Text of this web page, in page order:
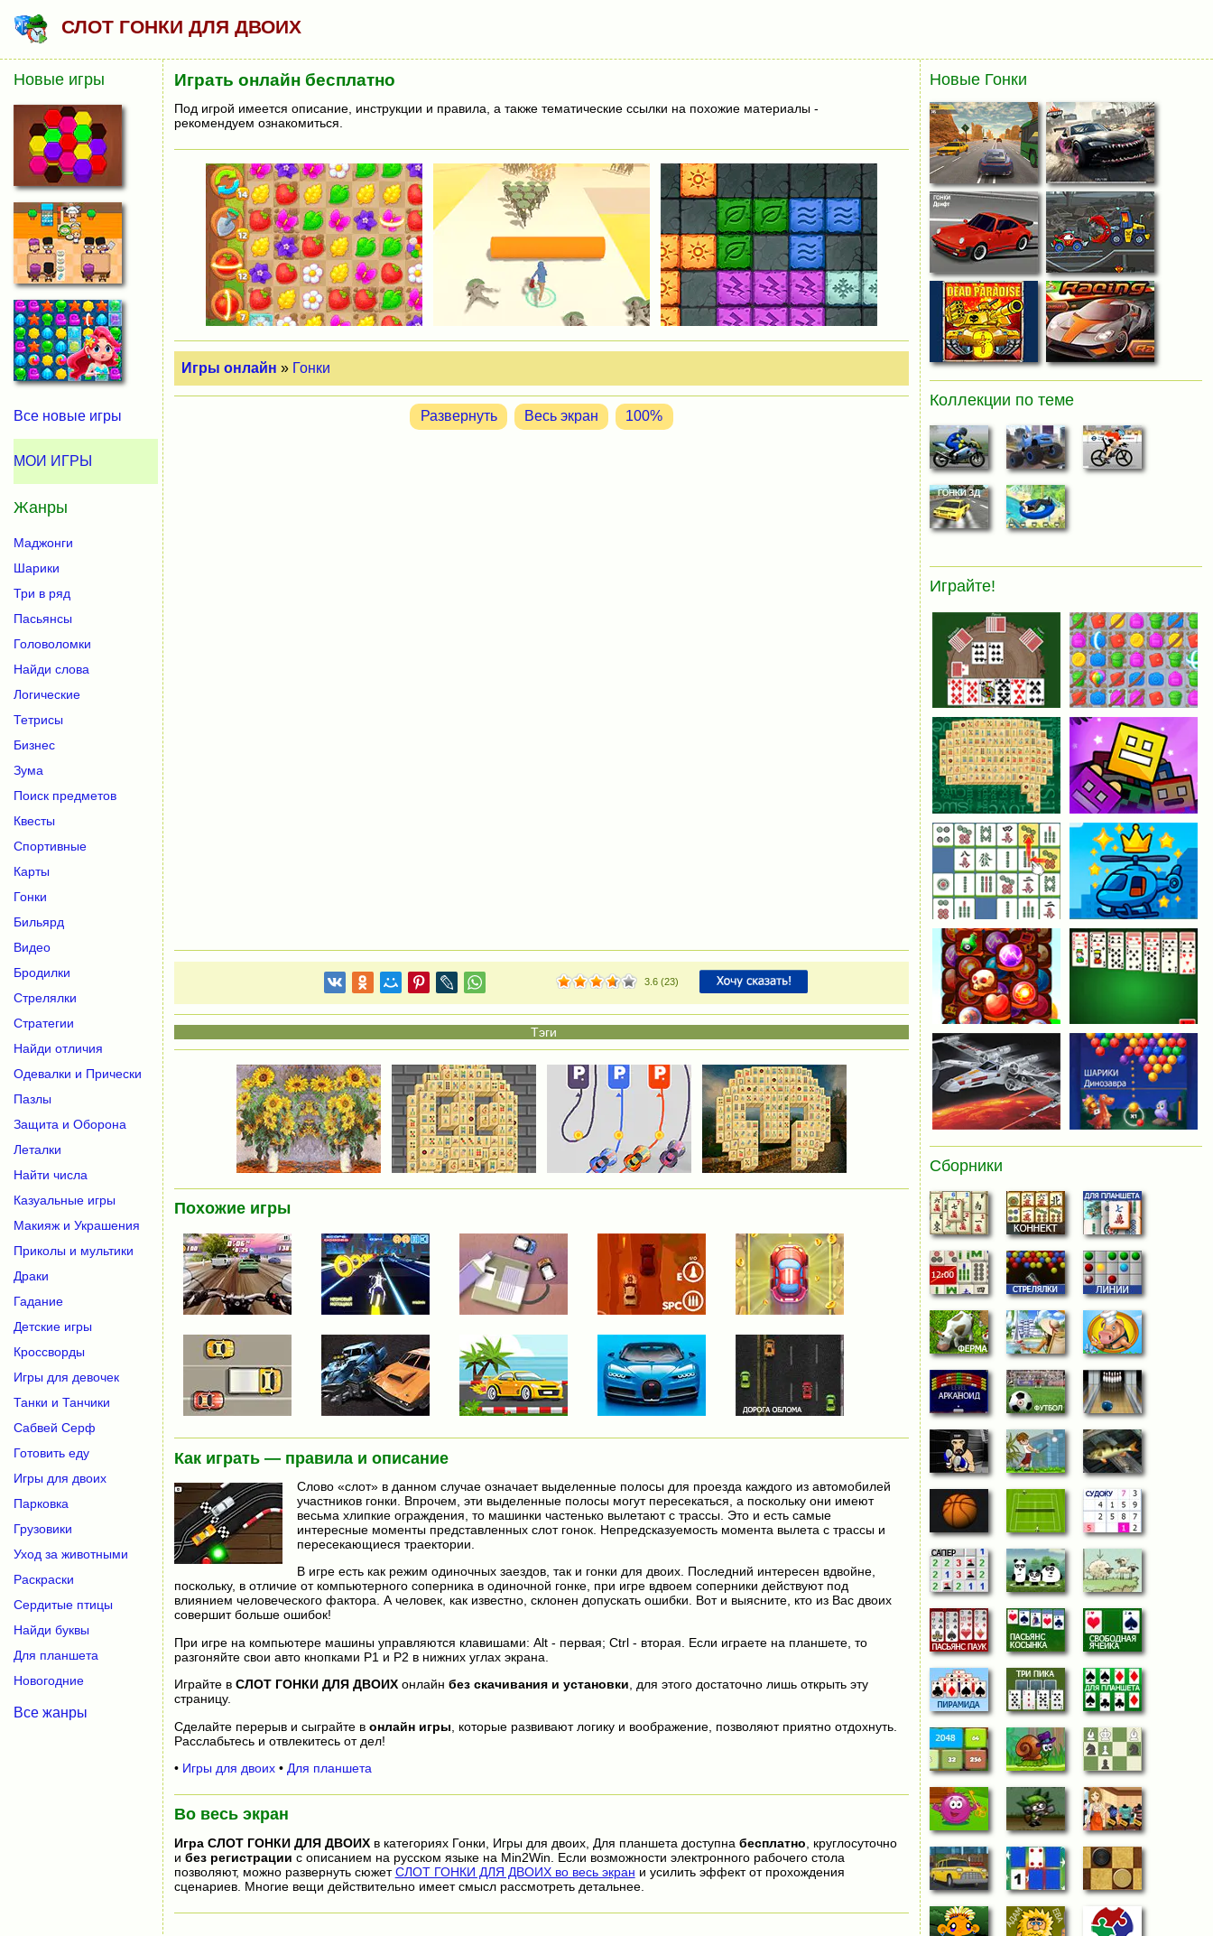
СЛОТ ГОНКИ ДЛЯ ДВОИХ
Играть онлайн бесплатно
Под игрой имеется описание, инструкции и правила, а также тематические ссылки на похожие материалы -
рекомендуем ознакомиться.
Игры онлайн » Гонки
Развернуть Весь экран 100%
3.6 (23)
Похожие игры
Как играть — правила и описание
Слово «слот» в данном случае означает выделенные полосы для проезда каждого из автомобилей
участников гонки. Впрочем, эти выделенные полосы могут пересекаться, а поскольку они имеют
весьма хлипкие ограждения, то машинки частенько вылетают с трассы. Это и есть самые
интересные моменты представленных слот гонок. Непредсказуемость момента вылета с трассы и
пересекающиеся траектории.
В игре есть как режим одиночных заездов, так и гонки для двоих. Последний интересен вдвойне,
поскольку, в отличие от компьютерного соперника в одиночной гонке, при игре вдвоем соперники действуют под
влиянием человеческого фактора. А человек, как известно, склонен допускать ошибки. Вот и выясните, кто из Вас двоих
совершит больше ошибок!
При игре на компьютере машины управляются клавишами: Alt - первая; Ctrl - вторая. Если играете на планшете, то
разгоняйте свои авто кнопками P1 и P2 в нижних углах экрана.
Играйте в СЛОТ ГОНКИ ДЛЯ ДВОИХонлайн без скачивания и установки , для этого достаточно лишь открыть эту
страницу.
Сделайте перерыв и сыграйте в онлайн игры , которые развивают логику и воображение, позволяют приятно отдохнуть.
Расслабьтесь и отвлекитесь от дел!
• Игры для двоих• Для планшета
Во весь экран
Игра СЛОТ ГОНКИ ДЛЯ ДВОИХв категориях Гонки, Игры для двоих, Для планшета доступна бесплатно , круглосуточно
и без регистрации с описанием на русском языке на Min2Win. Если возможности электронного рабочего стола
позволяют, можно развернуть сюжетСЛОТ ГОНКИ ДЛЯ ДВОИХ во весь экран и усилить эффект от прохождения
сценариев. Многие вещи действительно имеет смысл рассмотреть детальнее.
Новые игры
Все новые игры
МОИ ИГРЫ
Жанры
Маджонги
Шарики
Три в ряд
Пасьянсы
Головоломки
Найди слова
Логические
Тетрисы
Бизнес
Зума
Поиск предметов
Квесты
Спортивные
Карты
Гонки
Бильярд
Видео
Бродилки
Стрелялки
Стратегии
Найди отличия
Одевалки и Прически
Пазлы
Защита и Оборона
Леталки
Найти числа
Казуальные игры
Макияж и Украшения
Приколы и мультики
Драки
Гадание
Детские игры
Кроссворды
Игры для девочек
Танки и Танчики
Сабвей Серф
Готовить еду
Игры для двоих
Парковка
Грузовики
Уход за животными
Раскраски
Сердитые птицы
Найди буквы
Для планшета
Новогодние
Все жанры
Новые Гонки
Коллекции по теме
Играйте!
Сборники